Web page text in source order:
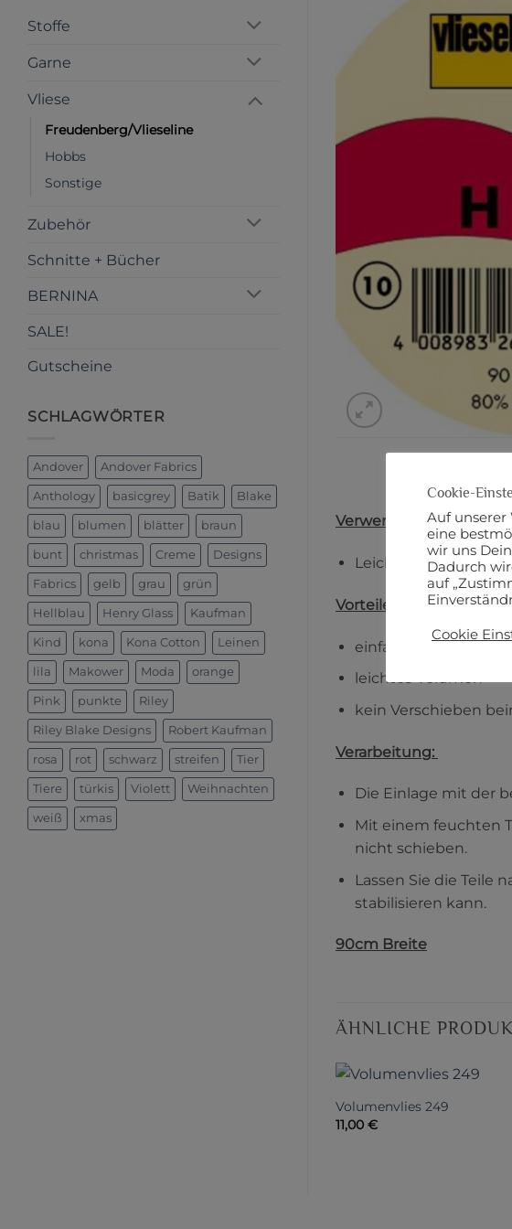
Stoffe
Garne
Vliese
Freudenberg/Vlieseline
Hobbs
Sonstige
Zubehör
Schnitte + Bücher
BERNINA
SALE!
Gutscheine
SCHLAGWÖRTER
Andover Andover Fabrics
Anthology basicgrey Batik Blake
blau blumen blätter braun
bunt christmas Creme Designs
Fabrics gelb grau grün
Hellblau Henry Glass Kaufman
Kind kona Kona Cotton Leinen
lila Makower Moda orange
Pink punkte Riley
Riley Blake Designs Robert Kaufman
rosa rot schwarz streifen Tier
Tiere türkis Violett Weihnachten
weiß xmas
Verwendung für:
Leichte bis
Vorteile:
einfaches
leichtes Volumen
kein Verschieben
Verarbeitung:
Die Einlage mit der
Mit einem feuchten
nicht schieben.
Lassen Sie die Teile
stabilisieren kann.
90cm Breite
ÄHNLICHE
Volumenvlies 249
11,00 €
Cookie-
Auf unserer
eine
wir uns
Dadurch
auf
Cookie